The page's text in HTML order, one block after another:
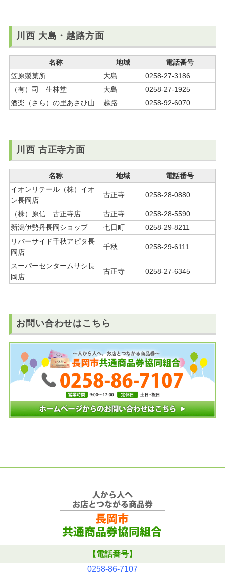
川西 大島・越路方面
名称 地域
電話番号
笠原製菓所
大島
0258-27-3186
（有）司 生林堂
大島
0258-27-1925
酒楽（さら）の里あさひ山
越路 0258-92-6070
川西 古正寺方面
名称 地域
電話番号
イオンリテール（株）イオ
ン長岡店
古正寺 0258-28-0880
（株）原信 古正寺店 古正寺
0258-28-5590
新潟伊勢丹長岡ショップ
七日町
0258-29-8211
リバーサイド千秋アピタ長
岡店
千秋 0258-29-6111
スーパーセンタームサシ長
岡店
古正寺 0258-27-6345
お問い合わせはこちら
【電話番号】
0258-86-7107